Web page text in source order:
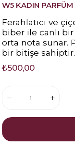
W5 KADIN PARFÜM
Ferahlatıcı ve
biber ile canlı bir
orta nota sunar.
bir bitişe sahiptir.
₺500,00